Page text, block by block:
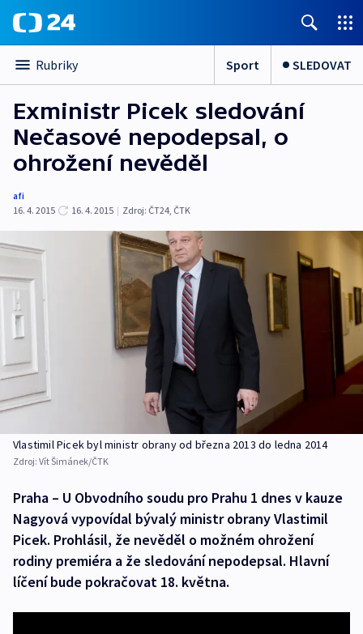
Rubriky Sport SLEDOVAT
Exministr Picek sledování
Nečasové nepodepsal, o
ohrožení nevěděl
afi
16. 4. 2015
16. 4. 2015 | Zdroj: ČT24, ČTK
Vlastimil Picek byl ministr obrany od března 2013 do ledna 2014
Zdroj: Vít Šimánek/ČTK
Praha – U Obvodního soudu pro Prahu 1 dnes v kauze
Nagyová vypovídal bývalý ministr obrany Vlastimil
Picek. Prohlásil, že nevěděl o možném ohrožení
rodiny premiéra a že sledování nepodepsal. Hlavní
líčení bude pokračovat 18. května.